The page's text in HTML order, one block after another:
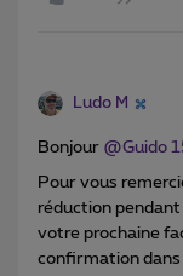
Ludo M
Bonjour ​ @Guido
Pour vous
réduction
votre prochaine
confirmation dans